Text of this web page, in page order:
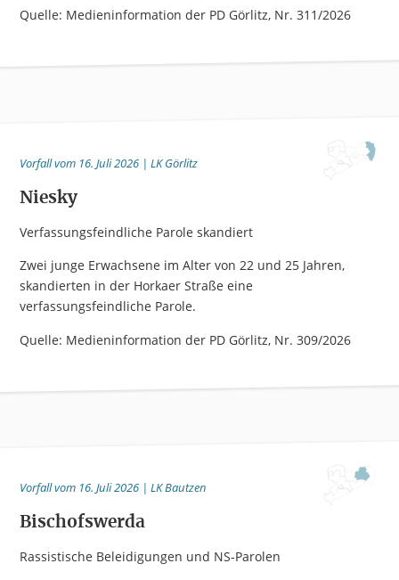
Quelle: Medieninformation der PD Görlitz, Nr. 311/2026
Vorfall vom 16. Juli 2026 | LK Görlitz
Niesky
Verfassungsfeindliche Parole skandiert
Zwei junge Erwachsene im Alter von 22 und 25 Jahren,
skandierten in der Horkaer Straße eine
verfassungsfeindliche Parole.
Quelle: Medieninformation der PD Görlitz, Nr. 309/2026
Vorfall vom 16. Juli 2026 | LK Bautzen
Bischofswerda
Rassistische Beleidigungen und NS-Parolen